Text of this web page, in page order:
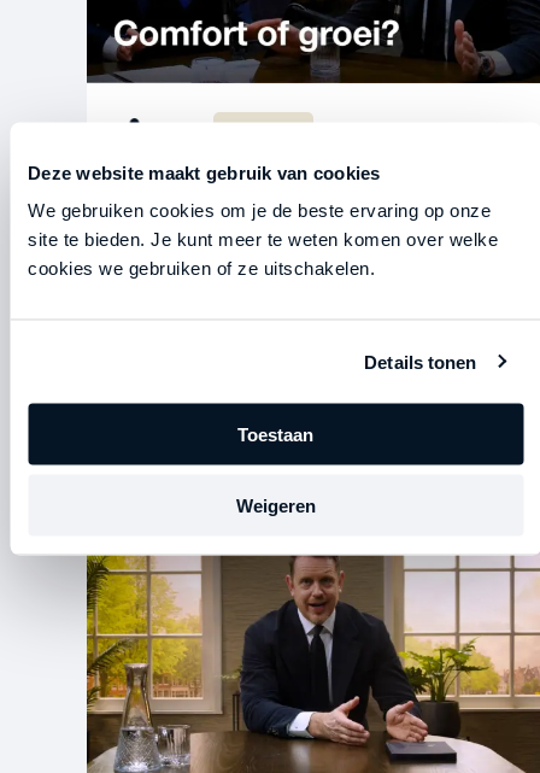
Deze website maakt gebruik van cookies
We gebruiken cookies om je de beste ervaring op onze
site te bieden. Je kunt meer te weten komen over welke
cookies we gebruiken of ze uitschakelen.
Details tonen
Toestaan
Weigeren
Podcast Uitgelicht
Van willen naar doen: de beste
inzichten van Kristof en Johan
in 2026
15 mei 2026
momenten van 2026 gebun...